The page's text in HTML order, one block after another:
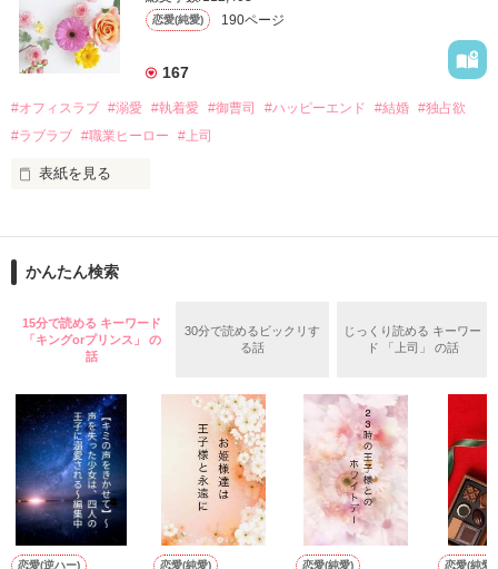
遭っていることを知る。
美桜を守るため、哲平は同居を提案してきて――。
夏木美桜(なつきみお)
鳴海哲平 (なるみてっぺい)
2026.6.5～2026.7.25
＊以前、公開していた話の改稿版です＊
作品を読む
なんと彼の正体は、とある財閥御曹司にも関わらず、一族を離
れて起業した新進気鋭の実業家、社内でも冷徹だと評判な社長
――御影恭司その人だったのだ――！
なぜか恭司から飼い猫の世話係を命じられた美桜は、猫の世
の関係となってしまい――？
恋愛(純愛) 190ページ
167
#オフィスラブ #溺愛 #執着愛 #御曹司 #ハッピーエンド #結婚 #独占欲
#ラブラブ #職業ヒーロー #上司
表紙を見る
ションの企画戦略室で働いている。
めた、同期で恋人の石垣守（26）がいるのだが、後輩の姫原由
いた。
守と由羅から『便利屋雛子』と馬鹿にされ、一人こっそり泣い
ていた雛子に、企画戦略室の上司である雪瀬鷹哉（29）が
た上、同居まで提案してきて──？
鷹哉『宜しくな、俺の雛子』🦅
雛子『俺の……ひぃ、雛子？！！！』🐥
シゴデキで冷徹な上司が見せる素顔は、なぜか想像以上に甘く
て……🐥💓🦅
かんたん検索
15分で読める キーワード
「キングorプリンス」 の
話
30分で読めるビックリす
る話
じっくり読める キーワー
ド 「上司」 の話
恋愛(逆ハー) 恋愛(純愛) 恋愛(純愛) 恋愛(純愛)